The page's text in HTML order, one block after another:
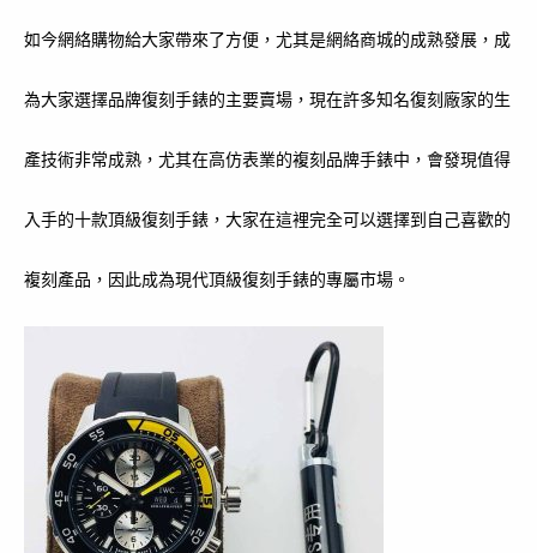
如今網絡購物給大家帶來了方便，尤其是網絡商城的成熟發展，成
為大家選擇品牌復刻手錶的主要賣場，現在許多知名復刻廠家的生
產技術非常成熟，尤其在高仿表業的複刻品牌手錶中，會發現值得
入手的十款頂級復刻手錶，大家在這裡完全可以選擇到自己喜歡的
複刻產品，因此成為現代頂級復刻手錶的專屬市場。